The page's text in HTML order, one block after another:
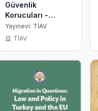
Güvenlik
Korucuları -
Geçmişten
Günümüze
Yayınevi: TİAV
TİAV